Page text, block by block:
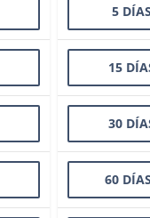
5
15
30
60